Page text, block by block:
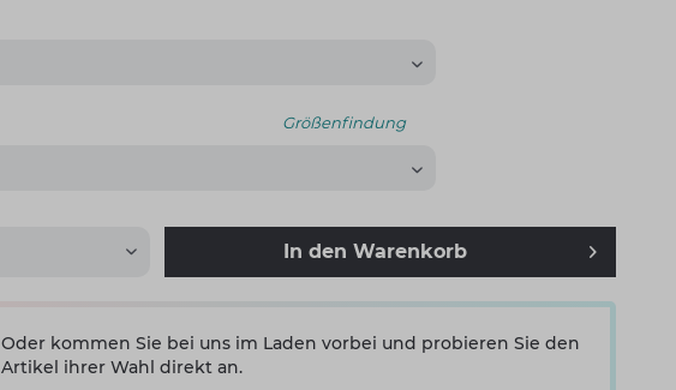
Größenfindung
In den Warenkorb
Oder kommen Sie bei uns im Laden vorbei und probieren Sie den
Artikel ihrer Wahl direkt an.